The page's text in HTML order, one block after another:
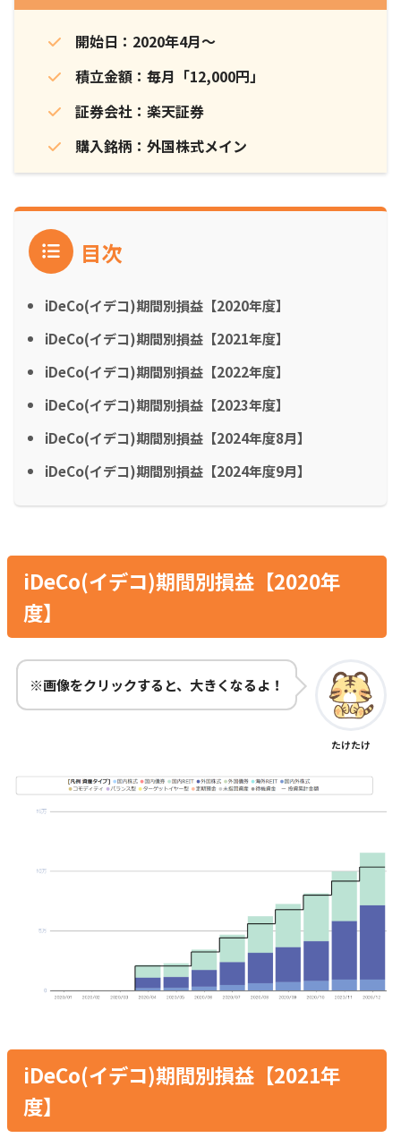
開始日：2020年4月～
積立金額：毎月「12,000円」
証券会社：楽天証券
購入銘柄：外国株式メイン
目次
iDeCo(イデコ)期間別損益【2020年度】
iDeCo(イデコ)期間別損益【2021年度】
iDeCo(イデコ)期間別損益【2022年度】
iDeCo(イデコ)期間別損益【2023年度】
iDeCo(イデコ)期間別損益【2024年度8月】
iDeCo(イデコ)期間別損益【2024年度9月】
iDeCo(イデコ)期間別損益【2020年
度】
※画像をクリックすると、大きくなるよ！
たけたけ
iDeCo(イデコ)期間別損益【2021年
度】